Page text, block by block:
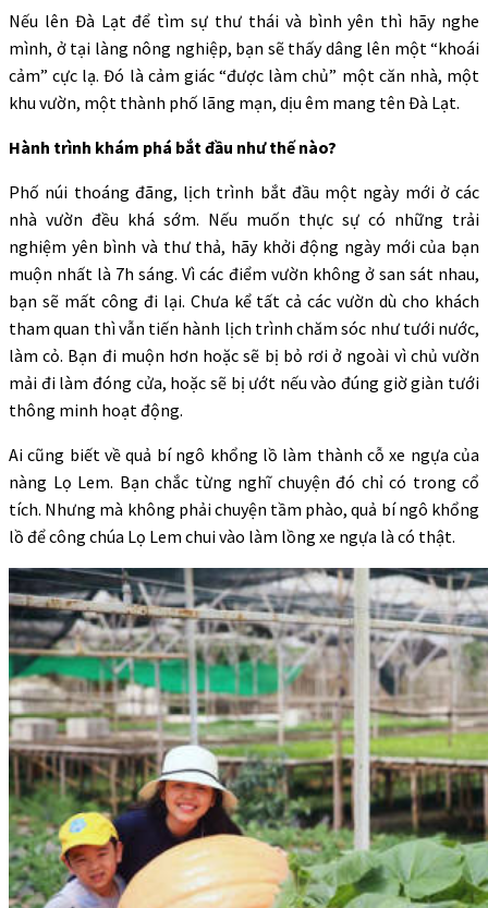
Nếu lên Đà Lạt để tìm sự thư thái và bình yên thì hãy nghe
mình, ở tại làng nông nghiệp, bạn sẽ thấy dâng lên một “khoái
cảm” cực lạ. Đó là cảm giác “được làm chủ” một căn nhà, một
khu vườn, một thành phố lãng mạn, dịu êm mang tên Đà Lạt.
Hành trình khám phá bắt đầu như thế nào?
Phố núi thoáng đãng, lịch trình bắt đầu một ngày mới ở các
nhà vườn đều khá sớm. Nếu muốn thực sự có những trải
nghiệm yên bình và thư thả, hãy khởi động ngày mới của bạn
muộn nhất là 7h sáng. Vì các điểm vườn không ở san sát nhau,
bạn sẽ mất công đi lại. Chưa kể tất cả các vườn dù cho khách
tham quan thì vẫn tiến hành lịch trình chăm sóc như tưới nước,
làm cỏ. Bạn đi muộn hơn hoặc sẽ bị bỏ rơi ở ngoài vì chủ vườn
mải đi làm đóng cửa, hoặc sẽ bị ướt nếu vào đúng giờ giàn tưới
thông minh hoạt động.
Ai cũng biết về quả bí ngô khổng lồ làm thành cỗ xe ngựa của
nàng Lọ Lem. Bạn chắc từng nghĩ chuyện đó chỉ có trong cổ
tích. Nhưng mà không phải chuyện tầm phào, quả bí ngô khổng
lồ để công chúa Lọ Lem chui vào làm lồng xe ngựa là có thật.